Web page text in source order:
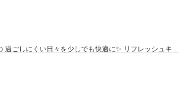
過ごしにくい日々を少しでも快適に✨ リフレッシュキ…